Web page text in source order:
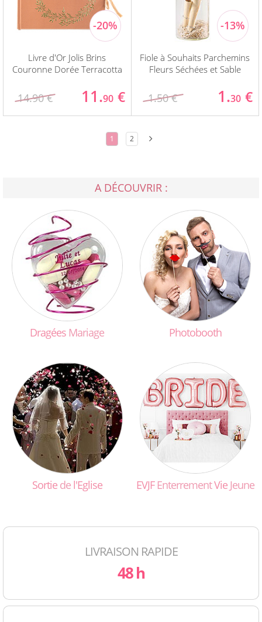
Livre d'Or Jolis Brins
Couronne Dorée Terracotta
14.90 € 11.90 €
Fiole à Souhaits Parchemins
Fleurs Séchées et Sable
1.50 € 1.30 €
1 2
A DÉCOUVRIR :
Dragées Mariage Photobooth
Sortie del'Eglise EVJFEnterrementVie Jeune
LIVRAISON RAPIDE
48 h